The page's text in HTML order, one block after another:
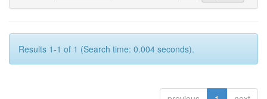
Results 1-1 of 1 (Search time: 0.004 seconds).